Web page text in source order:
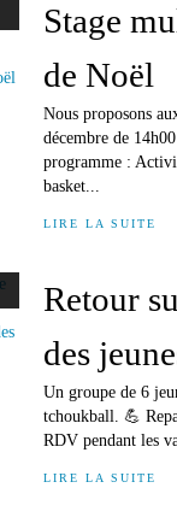
Stage
de Noël
Nous proposons
décembre de
programme :
basket...
LIRE LA SUITE
Retour
des
Un groupe de 6
tchoukball. 💪
RDV pendant les
LIRE LA SUITE